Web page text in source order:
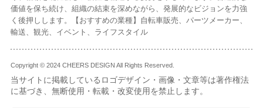
価値を保ち続け、組織の結束を深めながら、発展的なビジョンを力強
く後押しします。【おすすめの業種】自転車販売、パーツメーカー、
輸送、観光、イベント、ライフスタイル
Copyright © 2024 CHEERS DESIGN All Rights Reserved.
当サイトに掲載しているロゴデザイン・画像・文章等は著作権法
に基づき、無断使用・転載・改変使用を禁止します。